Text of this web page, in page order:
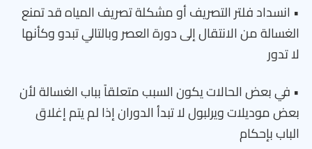
• انسداد فلتر التصريف أو مشكلة تصريف المياه قد تمنع
الغسالة من الانتقال إلى دورة العصر وبالتالي تبدو وكأنها
لا تدور
• في بعض الحالات يكون السبب متعلقاً بباب الغسالة لأن
بعض موديلات ويرلبول لا تبدأ الدوران إذا لم يتم إغلاق
الباب بإحكام